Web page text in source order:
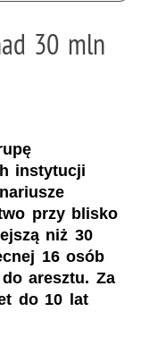
30 mln
instytucji
przy blisko
niż 30
16 osób
do aresztu. Za
do 10 lat